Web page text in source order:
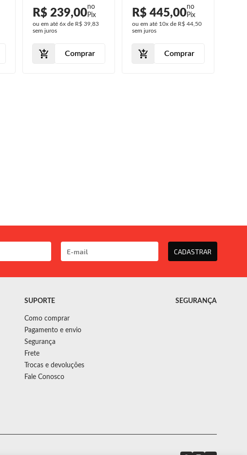
2008 2009 2010
2011 2012
Cromada Preto
R$ 239,00
ou em até 6x de R$ 39,83
sem juros
Comprar
2020 2021 2022
Preto
R$ 445,00
ou em até 10x de R$ 44,50
sem juros
Comprar
CADASTRAR
SUPORTE
Como comprar
Pagamento e envio
Segurança
Frete
Trocas e devoluções
Fale Conosco
SEGURANÇA